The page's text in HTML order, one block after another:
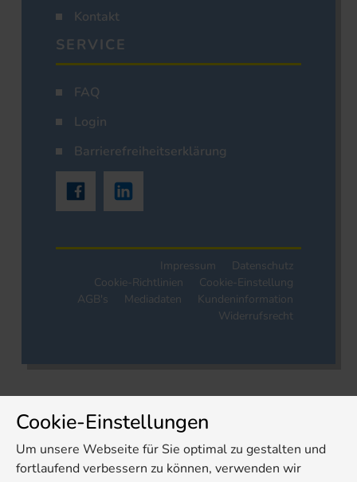
Kontakt
SERVICE
FAQ
Login
Barrierefreiheitserklärung
Impressum
Datenschutz
Cookie-Richtlinien
Cookie-Einstellung
AGB's
Mediadaten
Kundeninformation
Widerrufsrecht
Cookie-Einstellungen
Um unsere Webseite für Sie optimal zu gestalten und
fortlaufend verbessern zu können, verwenden wir